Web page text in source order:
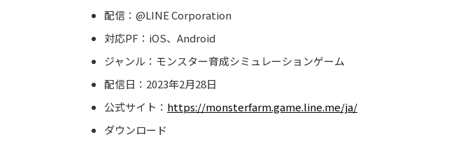
配信：@LINE Corporation
対応PF：iOS、Android
ジャンル：モンスター育成シミュレーションゲーム
配信日：2023年2月28日
公式サイト： https://monsterfarm.game.line.me/ja/
ダウンロード